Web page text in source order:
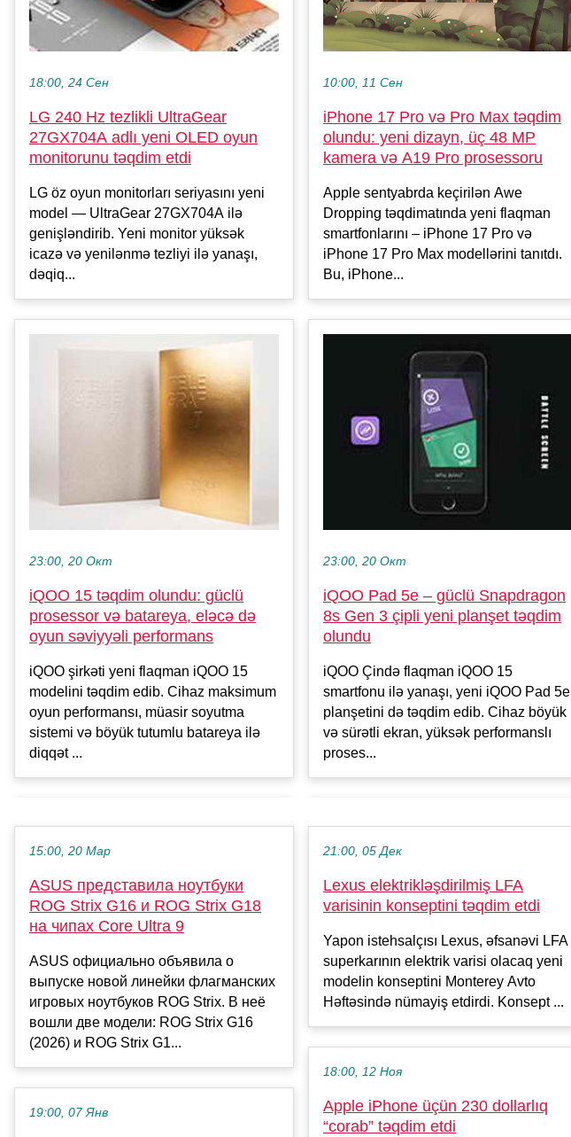
18:00, 24 Сен
LG 240 Hz tezlikli UltraGear
27GX704A adlı yeni OLED oyun
monitorunu təqdim etdi
LG öz oyun monitorları seriyasını yeni
model — UltraGear 27GX704A ilə
genişləndirib. Yeni monitor yüksək
icazə və yenilənmə tezliyi ilə yanaşı,
dəqiq...
23:00, 20 Окт
iQOO 15 təqdim olundu: güclü
prosessor və batareya, eləcə də
oyun səviyyəli performans
iQOO şirkəti yeni flaqman iQOO 15
modelini təqdim edib. Cihaz maksimum
oyun performansı, müasir soyutma
sistemi və böyük tutumlu batareya ilə
diqqət ...
10:00, 11 Сен
iPhone 17 Pro və Pro Max təqdim
olundu: yeni dizayn, üç 48 MP
kamera və A19 Pro prosessoru
Apple sentyabrda keçirilən Awe
Dropping təqdimatında yeni flaqman
smartfonlarını – iPhone 17 Pro və
iPhone 17 Pro Max modellərini tanıtdı.
Bu, iPhone...
23:00, 20 Окт
iQOO Pad 5e – güclü Snapdragon
8s Gen 3 çipli yeni planşet təqdim
olundu
iQOO Çində flaqman iQOO 15
smartfonu ilə yanaşı, yeni iQOO Pad 5e
planşetini də təqdim edib. Cihaz böyük
və sürətli ekran, yüksək performanslı
proses...
15:00, 20 Мар
ASUS представила ноутбуки
ROG Strix G16 и ROG Strix G18
на чипах Core Ultra 9
ASUS официально объявила о
выпуске новой линейки флагманских
игровых ноутбуков ROG Strix. В неё
вошли две модели: ROG Strix G16
(2026) и ROG Strix G1...
19:00, 07 Янв
21:00, 05 Дек
Lexus elektrikləşdirilmiş LFA
varisinin konseptini təqdim etdi
Yapon istehsalçısı Lexus, əfsanəvi LFA
superkarının elektrik varisi olacaq yeni
modelin konseptini Monterey Avto
Həftəsində nümayiş etdirdi. Konsept ...
18:00, 12 Ноя
Apple iPhone üçün 230 dollarlıq
“corab” təqdim etdi